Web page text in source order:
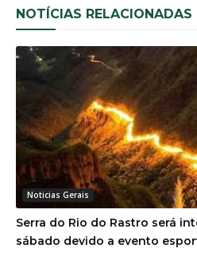
NOTÍCIAS RELACIONADAS
Noticias Gerais
Serra do Rio do Rastro será
sábado devido a evento